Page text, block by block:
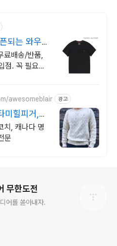
되는 와우회
료배송/반품,
점. 꼭 필요한
awesomeblair 광고
미힐피거,폴
치, 캐나다 명
문
무한도전
어를 쏟아내자.